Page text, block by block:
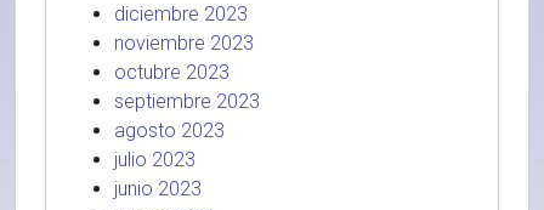
diciembre 2023
noviembre 2023
octubre 2023
septiembre 2023
agosto 2023
julio 2023
junio 2023